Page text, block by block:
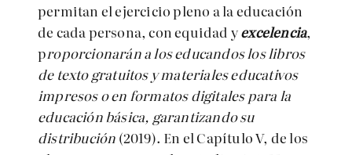
permitan el ejercicio pleno a la educación
de cada persona, con equidad yexcelencia,
proporcionarán a los educandos los libros
de texto gratuitos y materiales educativos
impresos o en formatos digitales para la
educación básica, garantizando su
distribución (2019). En el Capítulo V, de los